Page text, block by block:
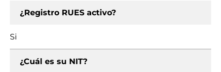
¿Registro RUES activo?
Si
¿Cuál es su NIT?